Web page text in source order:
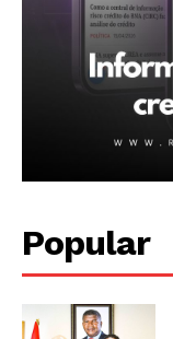
Popular